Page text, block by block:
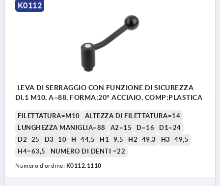
K0112
LEVA DI SERRAGGIO CON FUNZIONE DI SICUREZZA
DI.1 M10, A=88, FORMA:20° ACCIAIO, COMP:PLASTICA
FILETTATURA=M10
ALTEZZA DI FILETTATURA=14
LUNGHEZZA MANIGLIA=88
A2=15 D=16
D1=24
D2=25
D3=10 H=44,5 H1=9,5 H2=49,3
H3=49,5
H4=63,5
NUMERO DI DENTI =22
Numero d’ordine: K0112.1110